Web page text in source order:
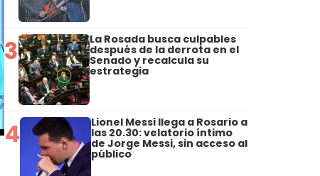
3 La Rosada busca culpables
después de la derrota en el
Senado y recalcula su
estrategia
4 Lionel Messi llega a Rosario a
las 20.30: velatorio íntimo
de Jorge Messi, sin acceso al
público